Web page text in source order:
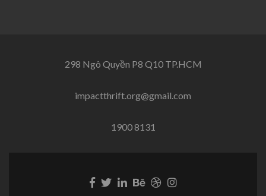
298 Ngô Quyền P8 Q10 TP.HCM
impactthrift.org@gmail.com
1900 8131
Facebook
link
TwitterLinkedin
Behance
Dribble
link
Instagram